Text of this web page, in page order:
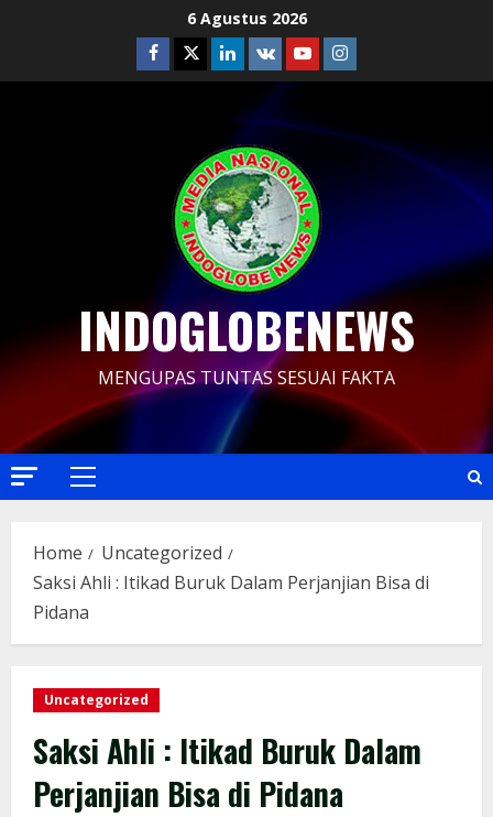
6 Agustus 2026
Facebook
TwitterLinkedin
VK YoutubeInstagram
INDOGLOBENEWS
MENGUPAS TUNTAS SESUAI FAKTA
Primary
Home
Uncategorized
Saksi Ahli : Itikad Buruk Dalam Perjanjian Bisa di
Pidana
Uncategorized
Saksi Ahli : Itikad Buruk Dalam
Perjanjian Bisa di Pidana